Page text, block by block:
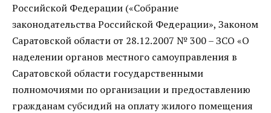
Российской Федерации («Собрание
законодательства Российской Федерации», Законом
Саратовской области от 28.12.2007 № 300 – ЗСО «О
наделении органов местного самоуправления в
Саратовской области государственными
полномочиями по организации и предоставлению
гражданам субсидий на оплату жилого помещения